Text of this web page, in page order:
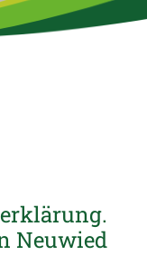
Neuwied